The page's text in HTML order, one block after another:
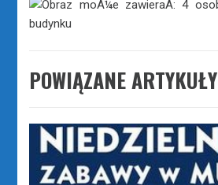
POWIĄZANE ARTYKUŁY